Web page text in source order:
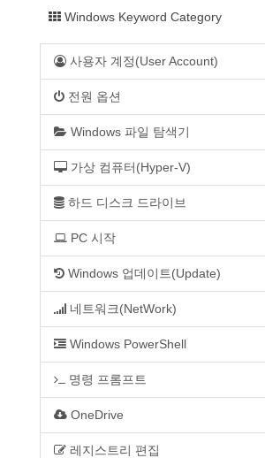
Windows Keyword Category
사용자 계정(User Account)
전원 옵션
Windows 파일 탐색기
가상 컴퓨터(Hyper-V)
하드 디스크 드라이브
PC 시작
Windows 업데이트(Update)
네트워크(NetWork)
Windows PowerShell
명령 프롬프트
OneDrive
레지스트리 편집